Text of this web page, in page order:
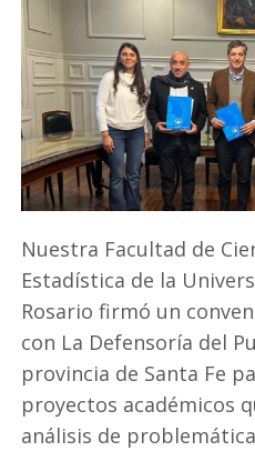
Nuestra Facultad de
Estadística de la
Rosario firmó un
con La Defensoría del
provincia de Santa Fe
proyectos académicos
análisis de